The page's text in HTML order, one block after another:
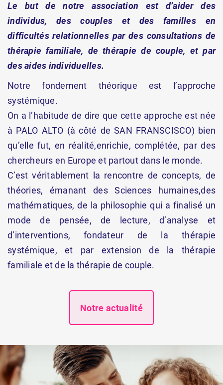
Le but de notre association est d’aider des
individus, des couples et des familles en
difficultés relationnelles par des consultations de
thérapie familiale, de thérapie de couple, et par
des aides individuelles.
Notre fondement théorique est l’approche
systémique.
On a l’habitude de dire que cette approche est née
à PALO ALTO (à côté de SAN FRANSCISCO) bien
qu’elle fut, en réalité,enrichie, complétée, par des
chercheurs en Europe et partout dans le monde.
C’est véritablement la rencontre de concepts, de
théories, émanant des Sciences humaines,des
mathématiques, de la philosophie qui a finalisé un
mode de pensée, de lecture, d’analyse et
d’interventions, fondateur de la thérapie
systémique, et par extension de la thérapie
familiale et de la thérapie de couple.
Notre actualité